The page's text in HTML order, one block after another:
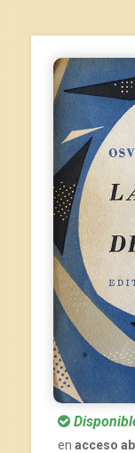
en acceso